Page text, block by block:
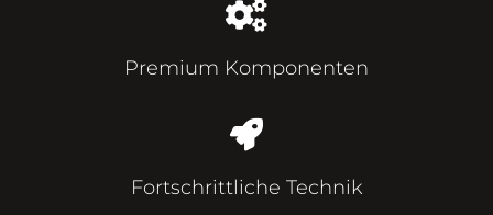
Premium Komponenten
Fortschrittliche Technik